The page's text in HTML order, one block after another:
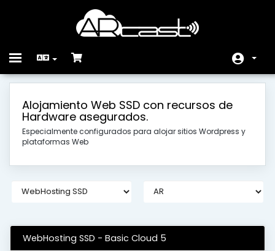
Toggle
Store
Сповіщення
База знань
Статус мережі
Alojamiento Web SSD con recursos de
Hardware asegurados.
Especialmente configurados para alojar sitios Wordpress y
plataformas Web
WebHosting SSD - Basic Cloud 5